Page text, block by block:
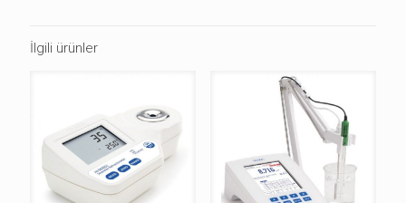
İlgili ürünler